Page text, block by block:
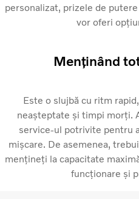
personalizat, prizele de
vor oferi
Menținând
Este o slujbă cu ritm
neașteptate și timpi morți.
service-ul potrivite pentru
mișcare. De asemenea,
mențineți la capacitate
funcționare și